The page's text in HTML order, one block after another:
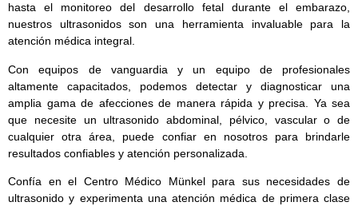
hasta el monitoreo del desarrollo fetal durante el embarazo,
nuestros ultrasonidos son una herramienta invaluable para la
atención médica integral.
Con equipos de vanguardia y un equipo de profesionales
altamente capacitados, podemos detectar y diagnosticar una
amplia gama de afecciones de manera rápida y precisa. Ya sea
que necesite un ultrasonido abdominal, pélvico, vascular o de
cualquier otra área, puede confiar en nosotros para brindarle
resultados confiables y atención personalizada.
Confía en el Centro Médico Münkel para sus necesidades de
ultrasonido y experimenta una atención médica de primera clase